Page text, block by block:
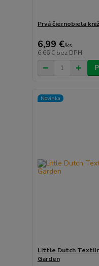
Prvá čiernobiela
6,99 €/ks
6,66 € bez DPH
Novinka
Little Dutch
Garden